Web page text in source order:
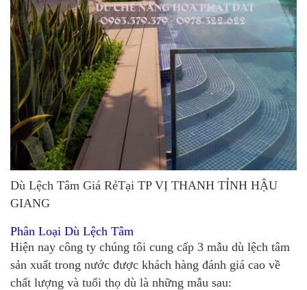
Dù Lệch Tâm Giá RẻTại TP VỊ THANH TỈNH HẬU
GIANG
Phân Loại Dù Lệch Tâm
Hiện nay công ty chúng tôi cung cấp 3 mẫu dù lệch tâm
sản xuất trong nước được khách hàng đánh giá cao về
chất lượng và tuổi thọ dù là những mẫu sau: